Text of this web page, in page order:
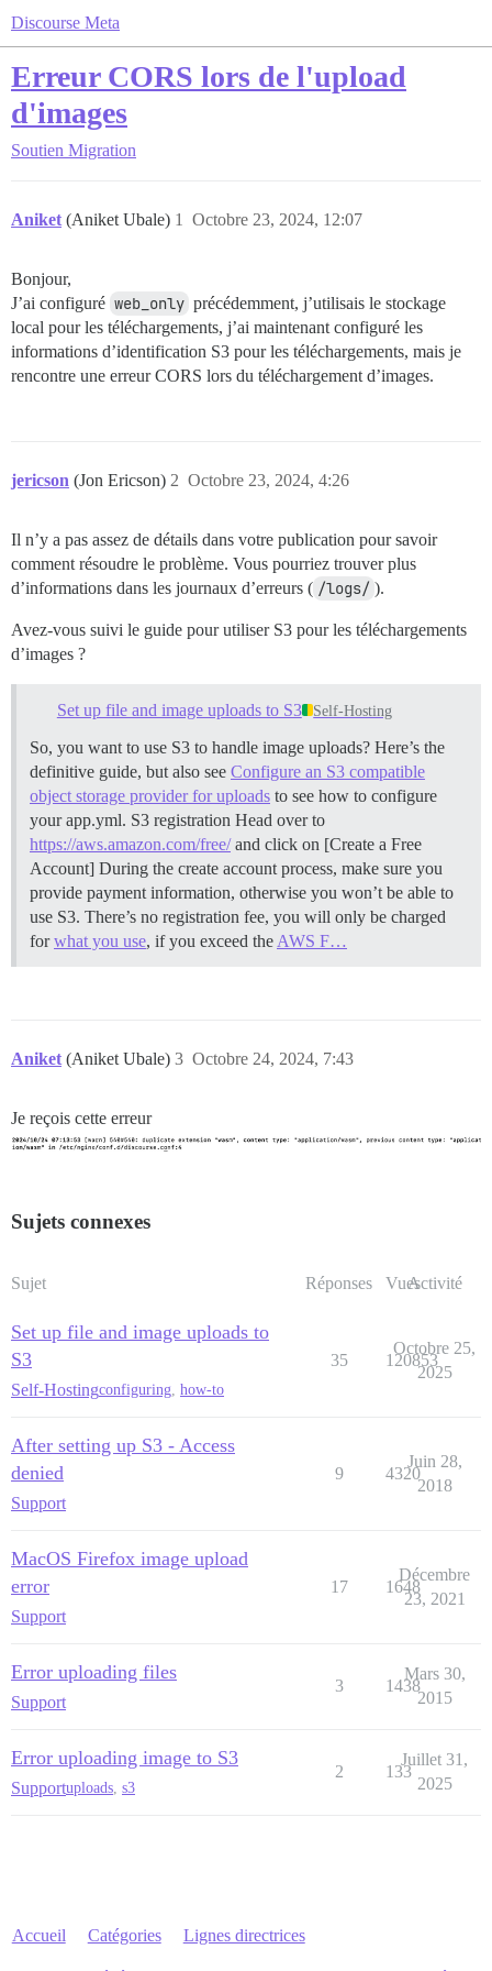
Discourse Meta
Erreur CORS lors de l'upload
d'images
Soutien Migration
Aniket (Aniket Ubale) Octobre 23, 2024, 12:07
1
Bonjour,
J’ai configuré web_only précédemment, j’utilisais le stockage
local pour les téléchargements, j’ai maintenant configuré les
informations d’identification S3 pour les téléchargements, mais je
rencontre une erreur CORS lors du téléchargement d’images.
jericson (Jon Ericson) Octobre 23, 2024, 4:26
2
Il n’y a pas assez de détails dans votre publication pour savoir
comment résoudre le problème. Vous pourriez trouver plus
d’informations dans les journaux d’erreurs ( /logs/ ).
Avez-vous suivi le guide pour utiliser S3 pour les téléchargements
d’images ?
Set up file and image uploads to S3 Self-Hosting
So, you want to use S3 to handle image uploads? Here’s the
definitive guide, but also see Configure an S3 compatible
object storage provider for uploads to see how to configure
your app.yml. S3 registration Head over to
https://aws.amazon.com/free/and click on [Create a Free
Account] During the create account process, make sure you
provide payment information, otherwise you won’t be able to
use S3. There’s no registration fee, you will only be charged
forwhat you use, if you exceed the AWS F…
Aniket (Aniket Ubale) Octobre 24, 2024, 7:43
3
Je reçois cette erreur
Sujets connexes
Sujet Réponses VuesActivité
Set up file and image uploads to
S3
Self-Hostingconfiguring, how-to
35 120853
Octobre 25,
2025
After setting up S3 - Access
denied
Support
9 4320
Juin 28,
2018
MacOS Firefox image upload
error
Support
17 1648
Décembre
23, 2021
Error uploading files
Support
3 1438
Mars 30,
2015
Error uploading image to S3
Supportuploads, s3
2 133
Juillet 31,
2025
Accueil Catégories Lignes directrices